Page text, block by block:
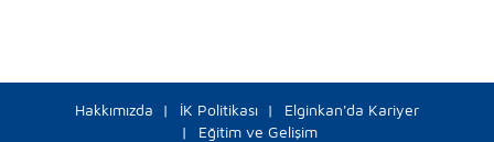
Hakkımızda İK Politikası
Elginkan'da Kariyer
Eğitim ve Gelişim